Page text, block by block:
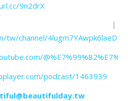
9n2drX
｜
channel/4lugm7YAwpk6laeDua
podcast/1463939